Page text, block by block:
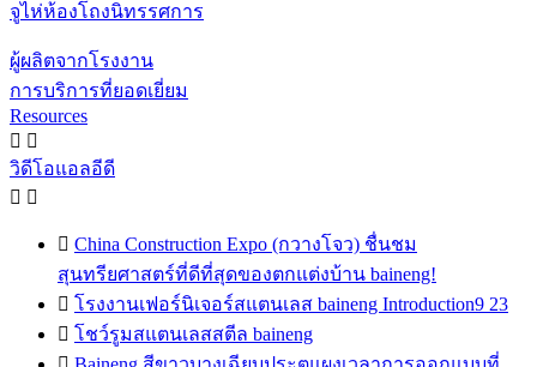
จูไห่ห้องโถงนิทรรศการ
ผู้ผลิตจากโรงงาน
การบริการที่ยอดเยี่ยม
Resources
 
วิดีโอแอลอีดี
 
 China Construction Expo (กวางโจว) ชื่นชม
สุนทรียศาสตร์ที่ดีที่สุดของตกแต่งบ้าน baineng!
 โรงงานเฟอร์นิเจอร์สแตนเลส baineng Introduction9 23
 โชว์รูมสแตนเลสสตีล baineng